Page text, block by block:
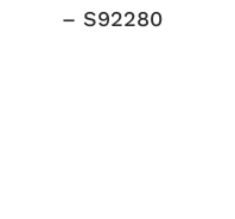
– S92280